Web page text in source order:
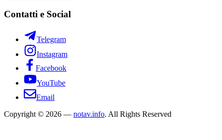
Contatti e Social
Telegram
Instagram
Facebook
YouTube
Email
Copyright © 2026 — notav.info. All Rights Reserved